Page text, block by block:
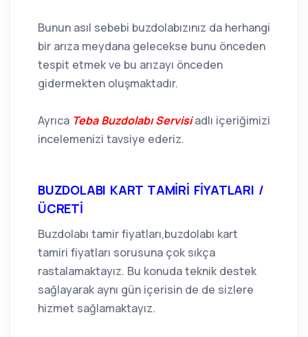
Bunun asıl sebebi buzdolabızınız da herhangi
bir arıza meydana gelecekse bunu önceden
tespit etmek ve bu arızayı önceden
gidermekten oluşmaktadır.
Ayrıca Teba Buzdolabı Servisi adlı içeriğimizi
incelemenizi tavsiye ederiz.
BUZDOLABI KART TAMİRİ FİYATLARI /
ÜCRETİ
Buzdolabı tamir fiyatları,buzdolabı kart
tamiri fiyatları sorusuna çok sıkça
rastalamaktayız. Bu konuda teknik destek
sağlayarak aynı gün içerisin de de sizlere
hizmet sağlamaktayız.